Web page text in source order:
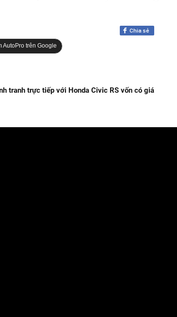
Chia sẻ
AutoPro trên Google
tranh trực tiếp với Honda Civic RS vốn có giá